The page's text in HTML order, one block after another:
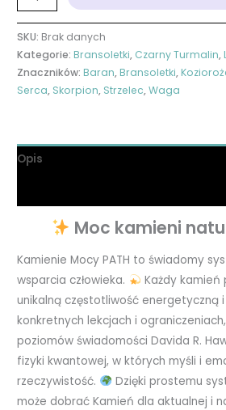
SKU: Brak danych
Kategorie:Bransoletki, Czarny Turmalin,
Znaczników:Baran,Bransoletki,
Serca, Skorpion, Strzelec,Waga
Opis
Moc kamieni
Kamienie Mocy PATH to świadomy
wsparcia człowieka.
Każdy kamień
unikalną częstotliwość energetyczną
konkretnych lekcjach i
poziomów świadomości Davida R.
fizyki kwantowej, w których myśli i
rzeczywistość.
Dzięki prostemu
może dobrać Kamień dla aktualnej i